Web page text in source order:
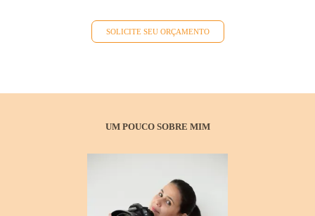
SOLICITE SEU ORÇAMENTO
UM POUCO SOBRE MIM